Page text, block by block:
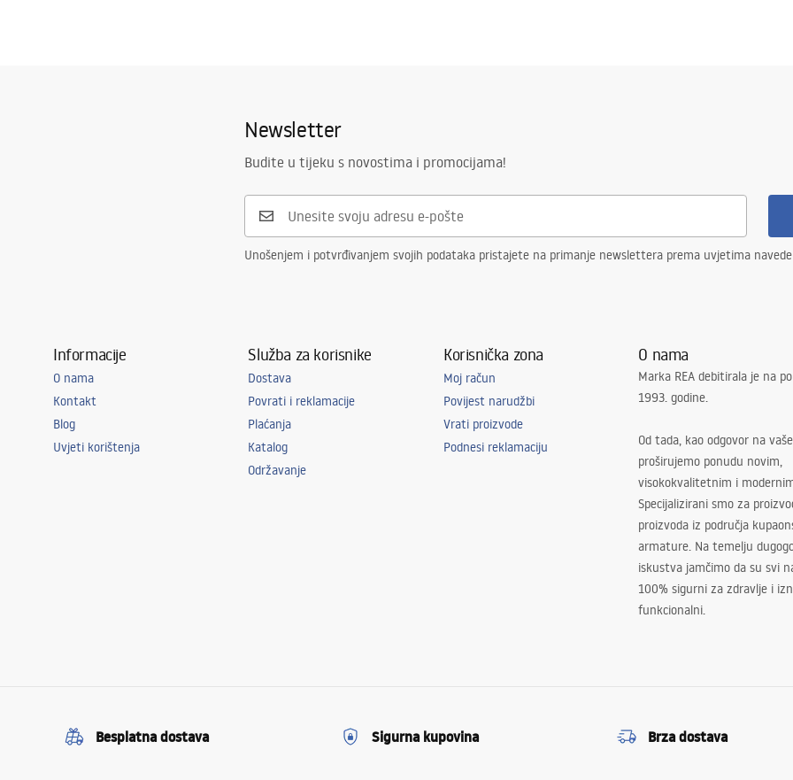
Newsletter
Budite u tijeku s novostima i promocijama!
Unošenjem i potvrđivanjem svojih podataka pristajete na primanje newslettera prema uvjetima
Informacije
O nama
Kontakt
Blog
Uvjeti korištenja
Služba za korisnike
Dostava
Povrati i reklamacije
Plaćanja
Katalog
Održavanje
Korisnička zona
Moj račun
Povijest narudžbi
Vrati proizvode
Podnesi reklamaciju
O nama
Marka REA debitirala je na
1993. godine.
Od tada, kao odgovor na
proširujemo ponudu novim,
visokokvalitetnim i
Specijalizirani smo za
proizvoda iz područja
armature. Na temelju
iskustva jamčimo da su svi
100% sigurni za zdravlje i
funkcionalni.
Besplatna dostava Sigurna kupovina Brza dostava